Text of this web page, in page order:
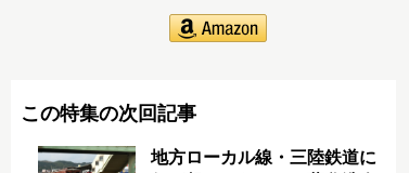
この特集の次回記事
地方ローカル線・三陸鉄道に